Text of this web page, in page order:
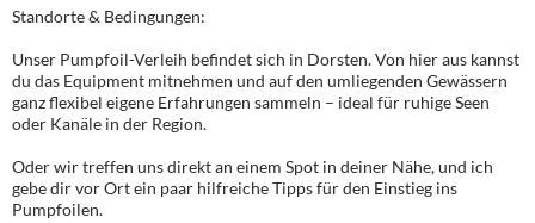
Standorte & Bedingungen:
Unser Pumpfoil-Verleih befindet sich in Dorsten. Von hier aus kannst
du das Equipment mitnehmen und auf den umliegenden Gewässern
ganz flexibel eigene Erfahrungen sammeln – ideal für ruhige Seen
oder Kanäle in der Region.
Oder wir treffen uns direkt an einem Spot in deiner Nähe, und ich
gebe dir vor Ort ein paar hilfreiche Tipps für den Einstieg ins
Pumpfoilen.